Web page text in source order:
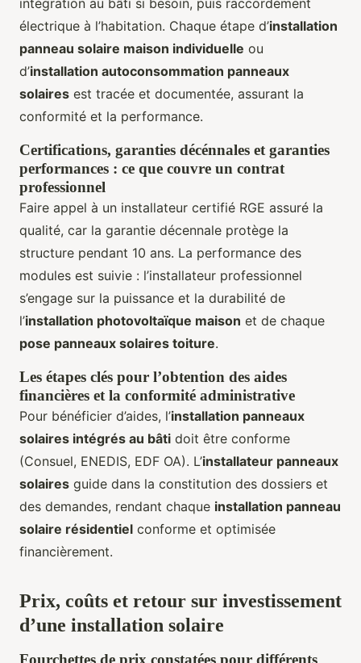
intégration au bâti si besoin, puis raccordement
électrique à l’habitation. Chaque étape d’installation
panneau solaire maison individuelle ou
d’installation autoconsommation panneaux
solaires est tracée et documentée, assurant la
conformité et la performance.
Certifications, garanties décénnales et garanties
performances : ce que couvre un contrat
professionnel
Faire appel à un installateur certifié RGE assuré la
qualité, car la garantie décennale protège la
structure pendant 10 ans. La performance des
modules est suivie : l’installateur professionnel
s’engage sur la puissance et la durabilité de
l’installation photovoltaïque maison et de chaque
pose panneaux solaires toiture.
Les étapes clés pour l’obtention des aides
financières et la conformité administrative
Pour bénéficier d’aides, l’installation panneaux
solaires intégrés au bâti doit être conforme
(Consuel, ENEDIS, EDF OA). L’installateur panneaux
solaires guide dans la constitution des dossiers et
des demandes, rendant chaque installation panneau
solaire résidentiel conforme et optimisée
financièrement.
Prix, coûts et retour sur investissement
d’une installation solaire